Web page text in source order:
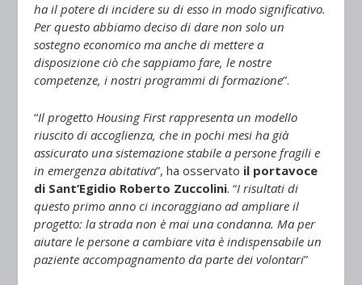
ha il potere di incidere su di esso in modo significativo.
Per questo abbiamo deciso di dare non solo un
sostegno economico ma anche di mettere a
disposizione ciò che sappiamo fare, le nostre
competenze, i nostri programmi di formazione”.
“Il progetto Housing First rappresenta un modello
riuscito di accoglienza, che in pochi mesi ha già
assicurato una sistemazione stabile a persone fragili e
in emergenza abitativa”, ha osservato il portavoce
di Sant’Egidio Roberto Zuccolini. “I risultati di
questo primo anno ci incoraggiano ad ampliare il
progetto: la strada non è mai una condanna. Ma per
aiutare le persone a cambiare vita è indispensabile un
paziente accompagnamento da parte dei volontari”